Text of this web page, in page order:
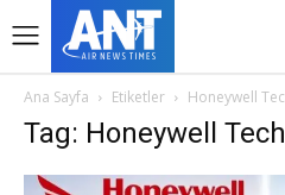
Ana Sayfa Etiketler Honeywell
Tag: Honeywell